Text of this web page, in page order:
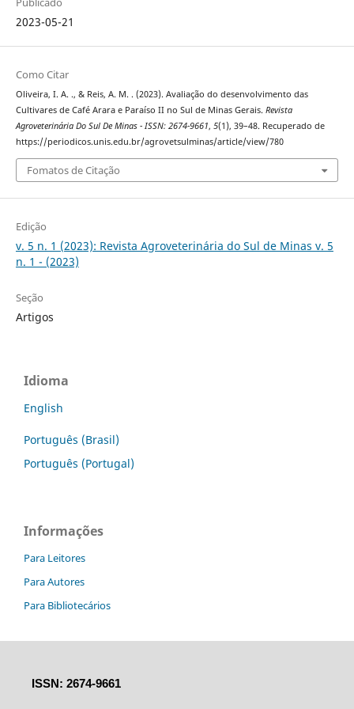
2023-05-21
Como Citar
Oliveira, I. A. ., & Reis, A. M. . (2023). Avaliação do desenvolvimento das
Cultivares de Café Arara e Paraíso II no Sul de Minas Gerais. Revista
Agroveterinária Do Sul De Minas - ISSN: 2674-9661, 5(1), 39–48. Recuperado de
https://periodicos.unis.edu.br/agrovetsulminas/article/view/780
Fomatos de Citação
Edição
v. 5 n. 1 (2023): Revista Agroveterinária do Sul de Minas v. 5
n. 1 - (2023)
Seção
Artigos
Idioma
English
Português (Brasil)
Português (Portugal)
Informações
Para Leitores
Para Autores
Para Bibliotecários
ISSN: 2674-9661